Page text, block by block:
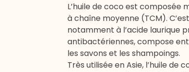
L’huile de coco est composée
à chaîne moyenne (TCM).
notamment à l’acide laurique
antibactériennes, compose
les savons et les shampoings.
Très utilisée en Asie, l’huile